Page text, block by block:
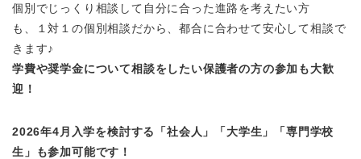
個別でじっくり相談して自分に合った進路を考えたい方
も、１対１の個別相談だから、都合に合わせて安心して相談で
きます♪
学費や奨学金について相談をしたい保護者の方の参加も大歓
迎！
2026年4月入学を検討する「社会人」「大学生」「専門学校
生」も参加可能です！